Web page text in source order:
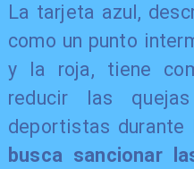
La tarjeta azul,
como un punto
y la roja, tiene
reducir las
deportistas durante
busca sancionar